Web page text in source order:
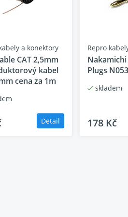
, které mohou být perfektními
kina JBL. Zažijte vzrušující
pokoji. Všechny tóny
kanálu v systémech
a konektory
CAT 2,5mm
kabel
cena za 1m
Detail
Repro
Plugs
skladem
178 Kč